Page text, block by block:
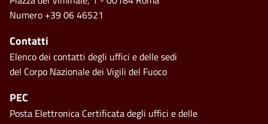
Numero +39 06 46521
Contatti
Elenco dei contatti degli uffici e delle sedi
del Corpo Nazionale dei Vigili del Fuoco
PEC
Posta Elettronica Certificata degli uffici e delle